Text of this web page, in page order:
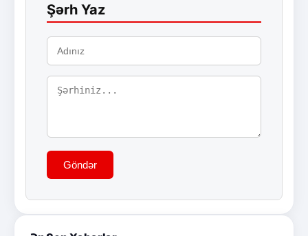
Şərh Yaz
Göndər